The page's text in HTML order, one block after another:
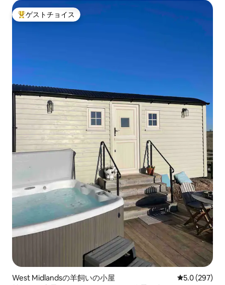
大好評のゲストチョイスです。
ゲストチョイス
West Midlandsの羊飼いの小屋 レビュー297
5.0 (297)